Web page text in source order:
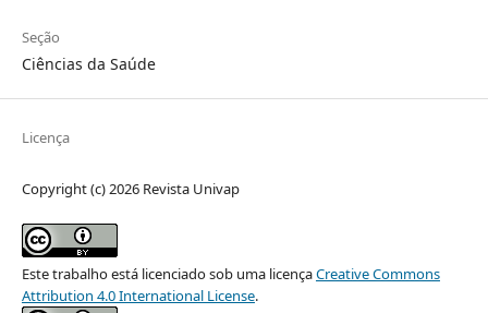
Seção
Ciências da Saúde
Licença
Copyright (c) 2026 Revista Univap
Este trabalho está licenciado sob uma licençaCreative Commons
Attribution 4.0 International License.